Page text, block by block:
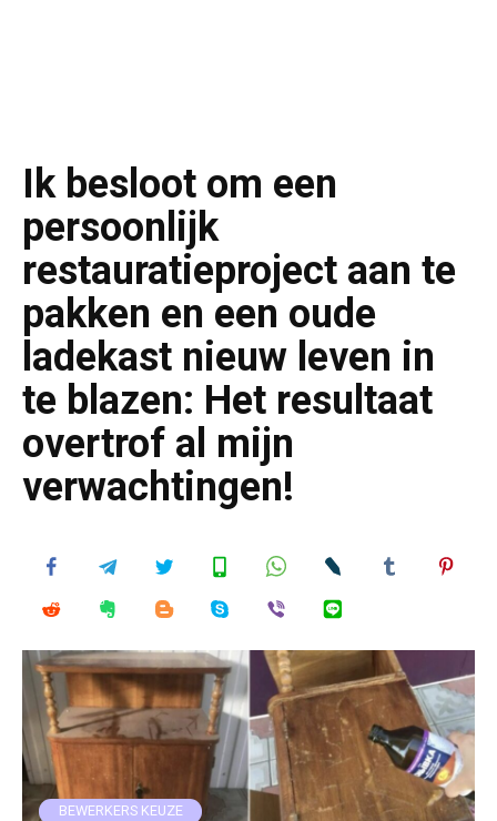
Ik besloot om een
persoonlijk
restauratieproject aan te
pakken en een oude
ladekast nieuw leven in
te blazen: Het resultaat
overtrof al mijn
verwachtingen!
BEWERKERS KEUZE